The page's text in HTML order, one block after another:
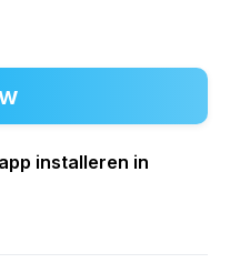
installeren in